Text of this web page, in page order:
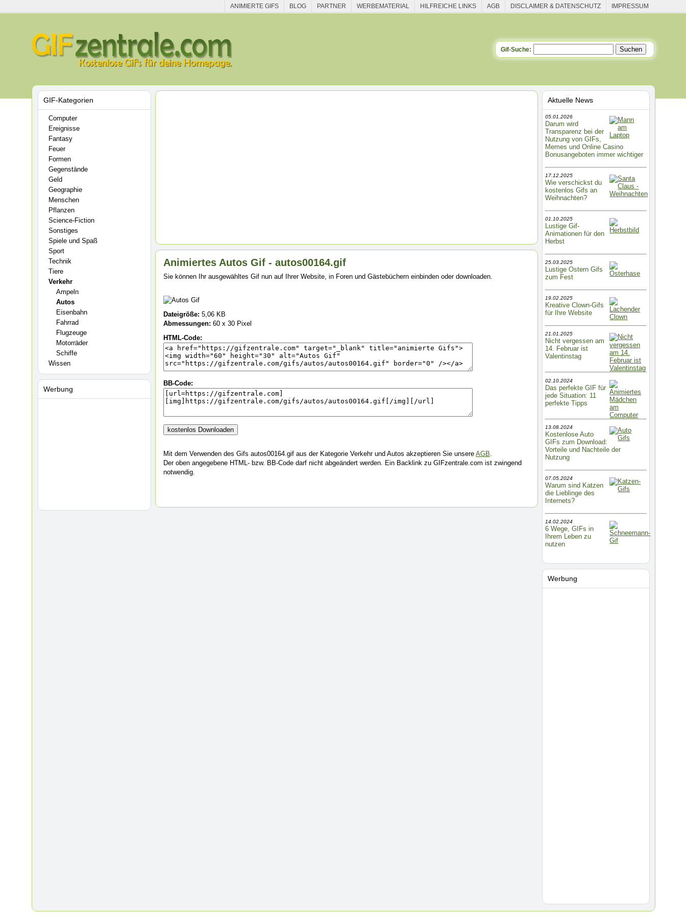
ANIMIERTE GIFS BLOG PARTNER WERBEMATERIAL HILFREICHE LINKS AGB DISCLAIMER & DATENSCHUTZ IMPRESSUM
Gif-Suche:
GIF-Kategorien
Computer
Ereignisse
Fantasy
Feuer
Formen
Gegenstände
Geld
Geographie
Menschen
Pflanzen
Science-Fiction
Sonstiges
Spiele und Spaß
Sport
Technik
Tiere
Verkehr
Ampeln
Autos
Eisenbahn
Fahrrad
Flugzeuge
Motorräder
Schiffe
Wissen
Werbung
Animiertes Autos Gif - autos00164.gif
Sie können Ihr ausgewähltes Gif nun auf Ihrer Website, in Foren und Gästebüchern einbinden oder downloaden.
Dateigröße: 5,06 KB
Abmessungen: 60 x 30 Pixel
HTML-Code:
BB-Code:
Mit dem Verwenden des Gifs autos00164.gif aus der Kategorie Verkehr und Autos akzeptieren Sie unsere AGB.
Der oben angegebene HTML- bzw. BB-Code darf nicht abgeändert werden. Ein Backlink zu GIFzentrale.com ist zwingend
notwendig.
Aktuelle News
05.01.2026
Darum wird
Transparenz bei der
Nutzung von GIFs,
Memes und Online Casino
Bonusangeboten immer wichtiger
17.12.2025
Wie verschickst du
kostenlos Gifs an
Weihnachten?
01.10.2025
Lustige Gif-
Animationen für den
Herbst
25.03.2025
Lustige Ostern Gifs
zum Fest
19.02.2025
Kreative Clown-Gifs
für Ihre Website
21.01.2025
Nicht vergessen am
14. Februar ist
Valentinstag
02.10.2024
Das perfekte GIF für
jede Situation: 11
perfekte Tipps
13.08.2024
Kostenlose Auto
GIFs zum Download:
Vorteile und Nachteile der
Nutzung
07.05.2024
Warum sind Katzen
die Lieblinge des
Internets?
14.02.2024
6 Wege, GIFs in
Ihrem Leben zu
nutzen
Werbung